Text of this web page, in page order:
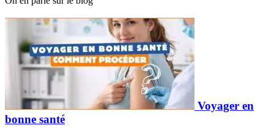
Voyager en
bonne santé